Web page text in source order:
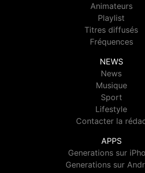
Animateurs
Playlist
Titres diffusés
Fréquences
NEWS
News
Musique
Sport
Lifestyle
Contacter la
APPS
Generations sur
Generations sur